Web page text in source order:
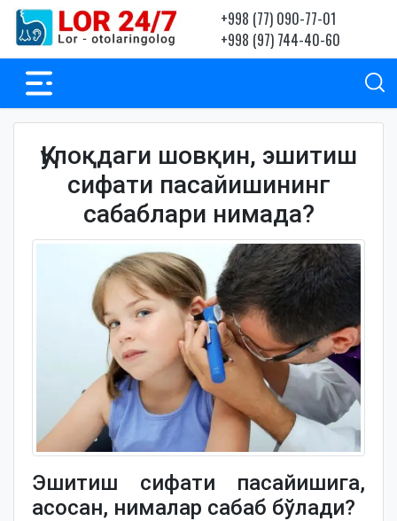
+998 (77) 090-77-01
+998 (97) 744-40-60
Қулоқдаги шовқин, эшитиш
сифати пасайишининг
сабаблари нимада?
Эшитиш сифати пасайишига,
асосан, нималар сабаб бўлади?